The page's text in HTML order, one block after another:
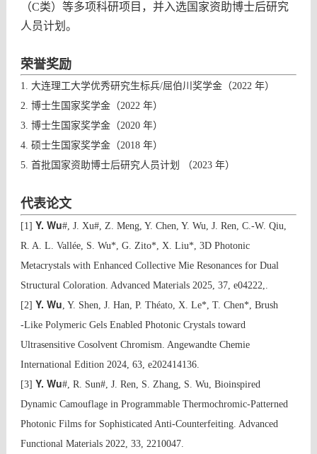
（C类）等多项科研项目，并入选国家资助博士后研究
人员计划。
荣誉奖励
1. 大连理工大学优秀研究生标兵/屈伯川奖学金（2022 年）
2. 博士生国家奖学金（2022 年）
3. 博士生国家奖学金（2020 年）
4. 硕士生国家奖学金（2018 年）
5. 首批国家资助博士后研究人员计划 （2023 年）
代表论文
[1] Y. Wu#, J. Xu#, Z. Meng, Y. Chen, Y. Wu, J. Ren, C.-W. Qiu,
R. A. L. Vallée, S. Wu*, G. Zito*, X. Liu*, 3D Photonic
Metacrystals with Enhanced Collective Mie Resonances for Dual
Structural Coloration. Advanced Materials 2025, 37, e04222,.
[2] Y. Wu, Y. Shen, J. Han, P. Théato, X. Le*, T. Chen*, Brush
‐Like Polymeric Gels Enabled Photonic Crystals toward
Ultrasensitive Cosolvent Chromism. Angewandte Chemie
International Edition 2024, 63, e202414136.
[3] Y. Wu#, R. Sun#, J. Ren, S. Zhang, S. Wu, Bioinspired
Dynamic Camouflage in Programmable Thermochromic‐Patterned
Photonic Films for Sophisticated Anti‐Counterfeiting. Advanced
Functional Materials 2022, 33, 2210047.